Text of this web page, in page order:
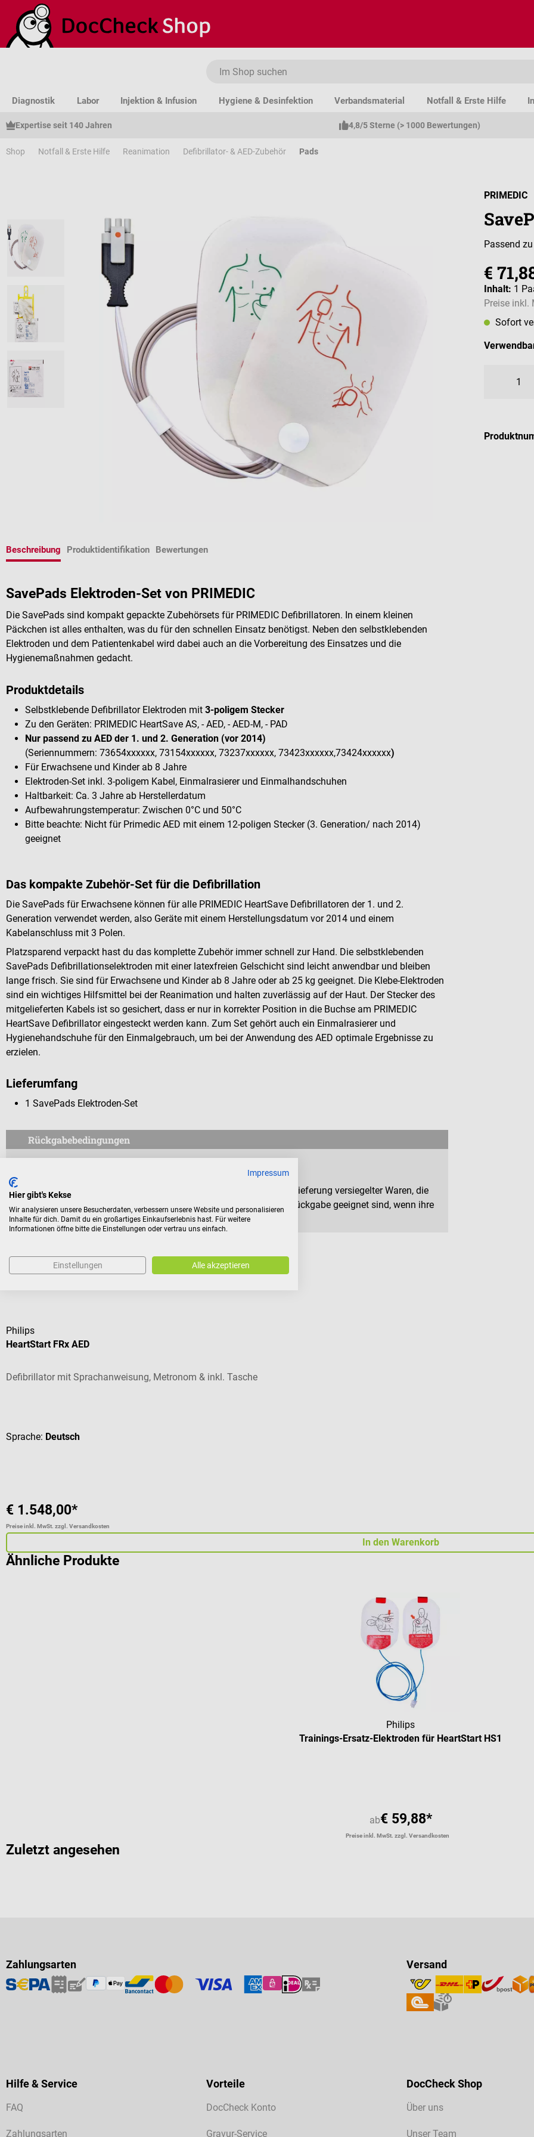
Hauptinhalt springen
Zur Suche springen
Zur Hauptnavigation springen
Diagnostik Labor Injektion & Infusion Hygiene & Desinfektion Verbandsmaterial Notfall & Erste Hilfe
Expertise seit 140 Jahren 4,8/5 Sterne (> 1000 Bewertungen)
Shop Notfall & Erste Hilfe Reanimation Defibrillator- & AED-Zubehör Pads
PRIMEDIC
Passend
€
Inhalt: 1
Preise inkl.
Sofort
Beschreibung Produktidentifikation Bewertungen
SavePads Elektroden-Set von PRIMEDIC
Die SavePads sind kompakt gepackte Zubehörsets für PRIMEDIC Defibrillatoren. In einem kleinen
Päckchen ist alles enthalten, was du für den schnellen Einsatz benötigst. Neben den selbstklebenden
Elektroden und dem Patientenkabel wird dabei auch an die Vorbereitung des Einsatzes und die
Hygienemaßnahmen gedacht.
Produktdetails
Selbstklebende Defibrillator Elektroden mit 3-poligem Stecker
Zu den Geräten: PRIMEDIC HeartSave AS, - AED, - AED-M, - PAD
Nur passend zu AED der 1. und 2. Generation (vor 2014)
(Seriennummern: 73654xxxxxx, 73154xxxxxx, 73237xxxxxx, 73423xxxxxx,73424xxxxxx)
Für Erwachsene und Kinder ab 8 Jahre
Elektroden-Set inkl. 3-poligem Kabel, Einmalrasierer und Einmalhandschuhen
Haltbarkeit: Ca. 3 Jahre ab Herstellerdatum
Aufbewahrungstemperatur: Zwischen 0°C und 50°C
Bitte beachte: Nicht für Primedic AED mit einem 12-poligen Stecker (3. Generation/ nach 2014)
geeignet
Das kompakte Zubehör-Set für die Defibrillation
Die SavePads für Erwachsene können für alle PRIMEDIC HeartSave Defibrillatoren der 1. und 2.
Generation verwendet werden, also Geräte mit einem Herstellungsdatum vor 2014 und einem
Kabelanschluss mit 3 Polen.
Platzsparend verpackt hast du das komplette Zubehör immer schnell zur Hand. Die selbstklebenden
SavePads Defibrillationselektroden mit einer latexfreien Gelschicht sind leicht anwendbar und bleiben
lange frisch. Sie sind für Erwachsene und Kinder ab 8 Jahre oder ab 25 kg geeignet. Die Klebe-Elektroden
sind ein wichtiges Hilfsmittel bei der Reanimation und halten zuverlässig auf der Haut. Der Stecker des
mitgelieferten Kabels ist so gesichert, dass er nur in korrekter Position in die Buchse am PRIMEDIC
HeartSave Defibrillator eingesteckt werden kann. Zum Set gehört auch ein Einmalrasierer und
Hygienehandschuhe für den Einmalgebrauch, um bei der Anwendung des AED optimale Ergebnisse zu
erzielen.
Lieferumfang
1 SavePads Elektroden-Set
Rückgabebedingungen
Für Verbraucher besteht das Widerrufsrecht nicht bei Verträgen zur Lieferung versiegelter Waren, die
aus Gründen des Gesundheitsschutzes oder der Hygiene nicht zur Rückgabe geeignet sind, wenn ihre
Versiegelung nach der Lieferung entfernt wurde.
Philips
HeartStart FRx AED
Defibrillator mit Sprachanweisung, Metronom & inkl. Tasche
Sprache: Deutsch
€ 1.548,00*
Preise inkl. MwSt. zzgl. Versandkosten
In den Warenkorb
Ähnliche Produkte
Philips
Trainings-Ersatz-Elektroden für HeartStart HS1
ab€ 59,88*
Preise inkl. MwSt. zzgl. Versandkosten
Zuletzt angesehen
Zahlungsarten Versand
Hilfe & Service
FAQ
Zahlungsarten
Vorteile
DocCheck Konto
Gravur-Service
DocCheck Shop
Über uns
Unser Team
Impressum
Hier gibt's Kekse
Wir analysieren unsere Besucherdaten, verbessern unsere Website und personalisieren
Inhalte für dich. Damit du ein großartiges Einkaufserlebnis hast. Für weitere
Informationen öffne bitte die Einstellungen oder vertrau uns einfach.
Einstellungen Alle akzeptieren